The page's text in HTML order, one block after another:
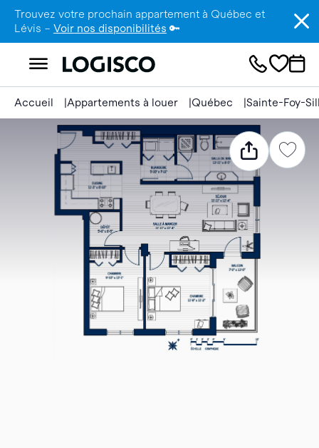
Trouvez votre prochain appartement à Québec et
Lévis – Voir nos disponibilités 🔑
Accueil Appartements à louer Québec Sainte-Foy-